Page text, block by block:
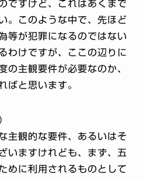
ですけど、これはあくまで
。このような中で、先ほど
等が犯罪になるのではない
わけですが、ここの辺りに
の主観要件が必要なのか、
ばと思います。
主観的な要件、あるいはそ
いますけれども、まず、五
めに利用されるものとして